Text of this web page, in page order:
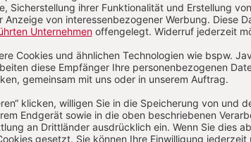
Stephan Schlensog
Generalsekretär der
Stiftung Weltethos